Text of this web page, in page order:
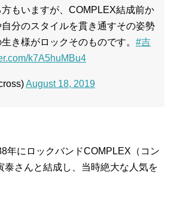
もいますが、COMPLEX結成前か
分のスタイルを貫き通すその姿勢
き様がロックそのものです。 #吉
k7A5huMBu4
August 18, 2019
年にロックバンドCOMPLEX（コン
泰さんと結成し、当時絶大な人気を